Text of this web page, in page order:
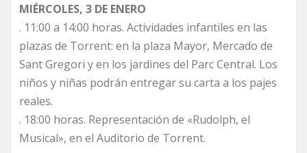
MIÉRCOLES, 3 DE ENERO
. 11:00 a 14:00 horas. Actividades infantiles en las
plazas de Torrent: en la plaza Mayor, Mercado de
Sant Gregori y en los jardines del Parc Central. Los
niños y niñas podrán entregar su carta a los pajes
reales.
. 18:00 horas. Representación de «Rudolph, el
Musical», en el Auditorio de Torrent.